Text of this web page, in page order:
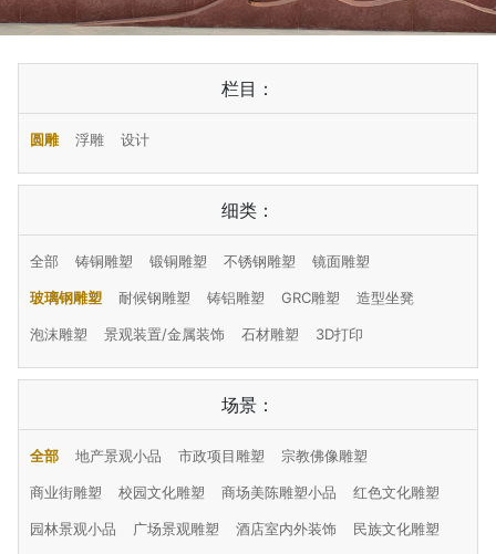
栏目：
圆雕 浮雕 设计
细类：
全部 铸铜雕塑 锻铜雕塑 不锈钢雕塑 镜面雕塑
玻璃钢雕塑 耐候钢雕塑 铸铝雕塑 GRC雕塑 造型坐凳
泡沫雕塑 景观装置/金属装饰 石材雕塑 3D打印
场景：
全部 地产景观小品 市政项目雕塑 宗教佛像雕塑
商业街雕塑 校园文化雕塑 商场美陈雕塑小品 红色文化雕塑
园林景观小品 广场景观雕塑 酒店室内外装饰 民族文化雕塑